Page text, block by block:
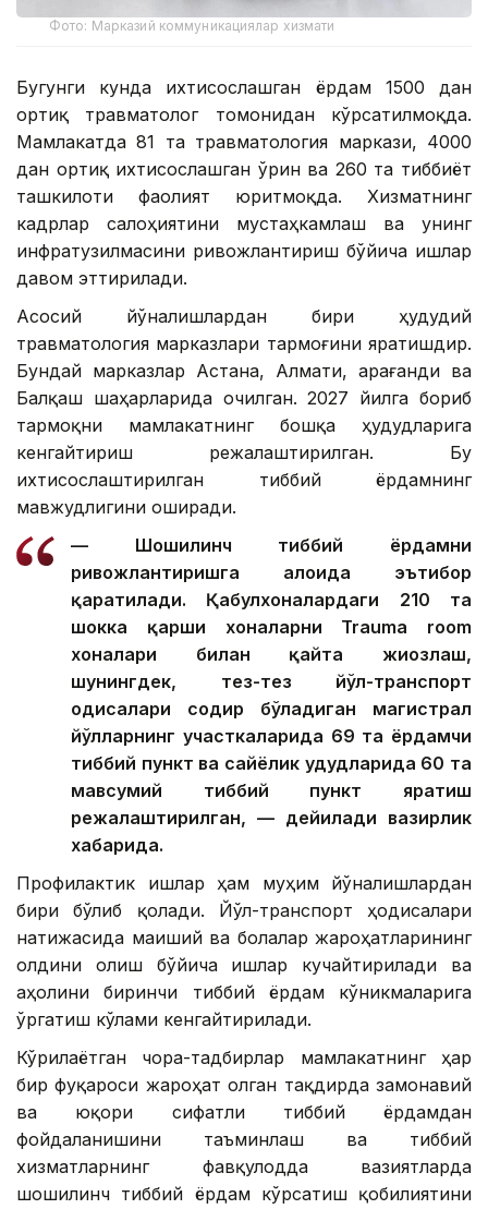
Фото: Марказий коммуникациялар хизмати
Бугунги кунда ихтисослашган ёрдам 1500 дан
ортиқ травматолог томонидан кўрсатилмоқда.
Мамлакатда 81 та травматология маркази, 4000
дан ортиқ ихтисослашган ўрин ва 260 та тиббиёт
ташкилоти фаолият юритмоқда. Хизматнинг
кадрлар салоҳиятини мустаҳкамлаш ва унинг
инфратузилмасини ривожлантириш бўйича ишлар
давом эттирилади.
Асосий йўналишлардан бири ҳудудий
травматология марказлари тармоғини яратишдир.
Бундай марказлар Астана, Алмати, Қарағанди ва
Балқаш шаҳарларида очилган. 2027 йилга бориб
тармоқни мамлакатнинг бошқа ҳудудларига
кенгайтириш режалаштирилган. Бу
ихтисослаштирилган тиббий ёрдамнинг
мавжудлигини оширади.
— Шошилинч тиббий ёрдамни
ривожлантиришга алоҳида эътибор
қаратилади. Қабулхоналардаги 210 та
шокка қарши хоналарни Trauma room
хоналари билан қайта жиҳозлаш,
шунингдек, тез-тез йўл-транспорт
ҳодисалари содир бўладиган магистрал
йўлларнинг участкаларида 69 та ёрдамчи
тиббий пункт ва сайёҳлик ҳудудларида 60 та
мавсумий тиббий пункт яратиш
режалаштирилган, — дейилади вазирлик
хабарида.
Профилактик ишлар ҳам муҳим йўналишлардан
бири бўлиб қолади. Йўл-транспорт ҳодисалари
натижасида маиший ва болалар жароҳатларининг
олдини олиш бўйича ишлар кучайтирилади ва
аҳолини биринчи тиббий ёрдам кўникмаларига
ўргатиш кўлами кенгайтирилади.
Кўрилаётган чора-тадбирлар мамлакатнинг ҳар
бир фуқароси жароҳат олган тақдирда замонавий
ва юқори сифатли тиббий ёрдамдан
фойдаланишини таъминлаш ва тиббий
хизматларнинг фавқулодда вазиятларда
шошилинч тиббий ёрдам кўрсатиш қобилиятини